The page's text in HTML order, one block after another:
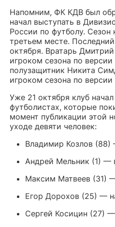
Напомним, ФК КДВ был
начал выступать в
России по футболу. Сезон
третьем месте.
октября. Вратарь
игроком сезона по
полузащитник Никита
игроком сезона по
Уже 21 октября клуб
футболистах, которые
момент публикации этой
уходе девяти человек:
Владимир Козлов
Андрей Мельник (1) —
Максим Матвеев (31)
Егор Дорохов (25) —
Сергей Косицин (27)